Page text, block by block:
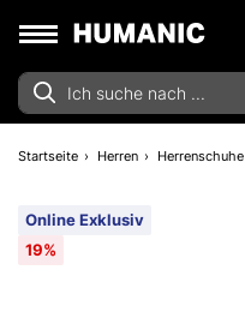
Startseite Herren Herrenschuhe
Online Exklusiv
19%